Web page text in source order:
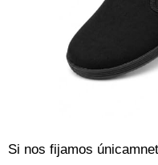
Si nos fijamos